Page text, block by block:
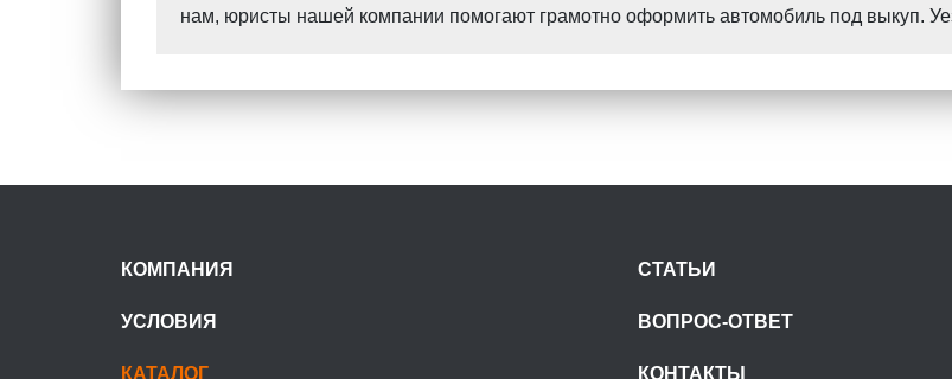
нам, юристы нашей компании помогают грамотно оформить автомобиль под выкуп.
КОМПАНИЯ
УСЛОВИЯ
КАТАЛОГ
СТАТЬИ
ВОПРОС-ОТВЕТ
КОНТАКТЫ